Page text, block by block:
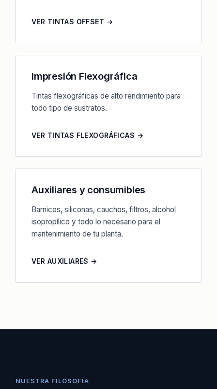
VER TINTAS OFFSET →
Impresión Flexográfica
Tintas flexográficas de alto rendimiento para
todo tipo de sustratos.
VER TINTAS FLEXOGRÁFICAS →
Auxiliares y consumibles
Barnices, siliconas, cauchos, filtros, alcohol
isopropílico y todo lo necesario para el
mantenimiento de tu planta.
VER AUXILIARES →
NUESTRA FILOSOFÍA